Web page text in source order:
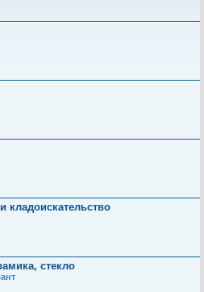
кладоискательство
стекло